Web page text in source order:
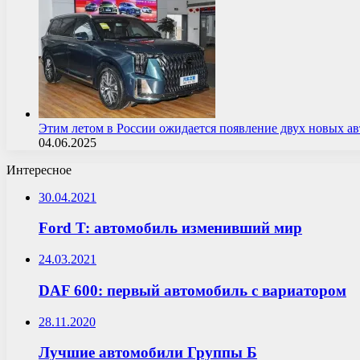
Этим летом в России ожидается появление двух новых
04.06.2025
Интересное
30.04.2021
Ford T: автомобиль изменивший мир
24.03.2021
DAF 600: первый автомобиль с вариатором
28.11.2020
Лучшие автомобили Группы Б